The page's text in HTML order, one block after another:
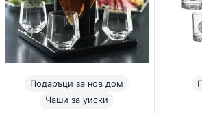
Подаръци за нов дом
Чаши за уиски